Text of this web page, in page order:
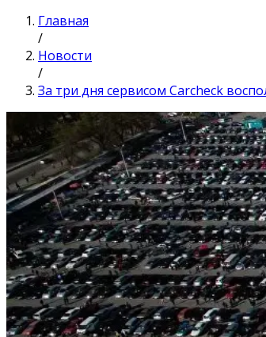
Главная
/
Новости
/
За три дня сервисом Carcheck